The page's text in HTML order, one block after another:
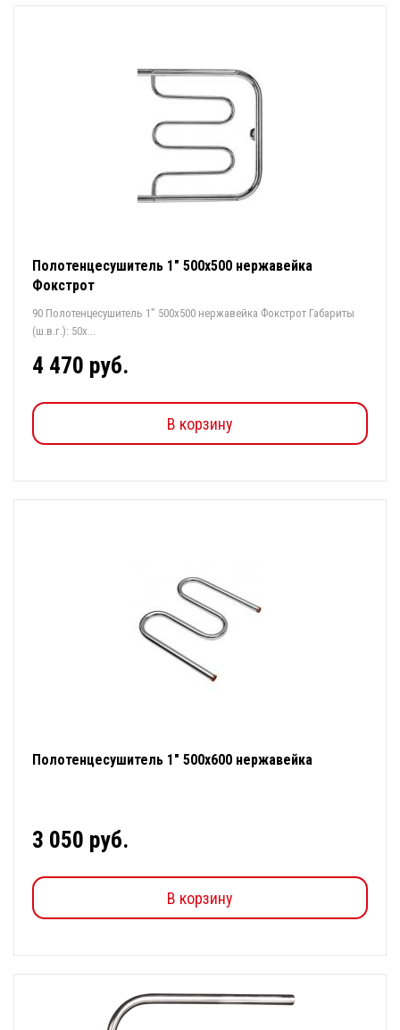
Полотенцесушитель 1" 500х500 нержавейка
Фокстрот
90 Полотенцесушитель 1" 500х500 нержавейка Фокстрот Габариты
(ш.в.г.): 50x...
4 470 руб.
В корзину
Полотенцесушитель 1" 500х600 нержавейка
3 050 руб.
В корзину